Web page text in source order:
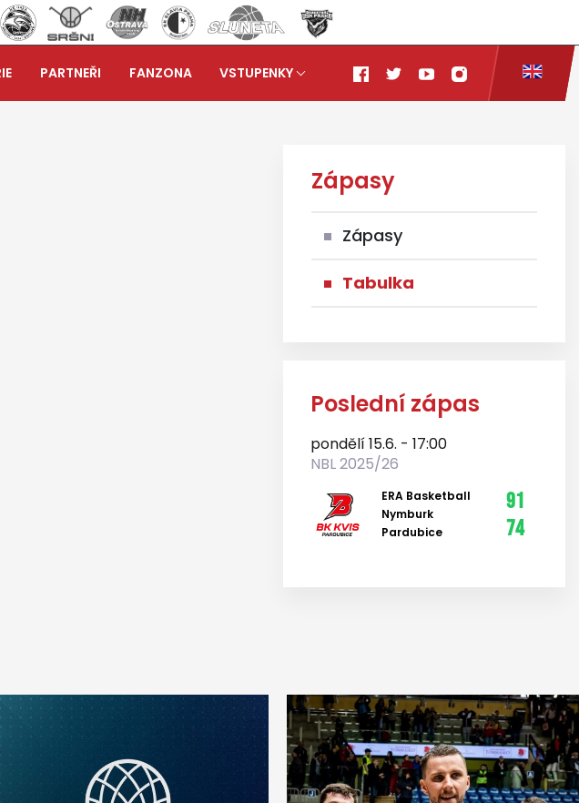
PARTNEŘI FANZONA
VSTUPENKY
Zápasy
Zápasy
Tabulka
Poslední zápas
pondělí 15.6. - 17:00
NBL 2025/26
ERA Basketball
Nymburk
Pardubice
91
74